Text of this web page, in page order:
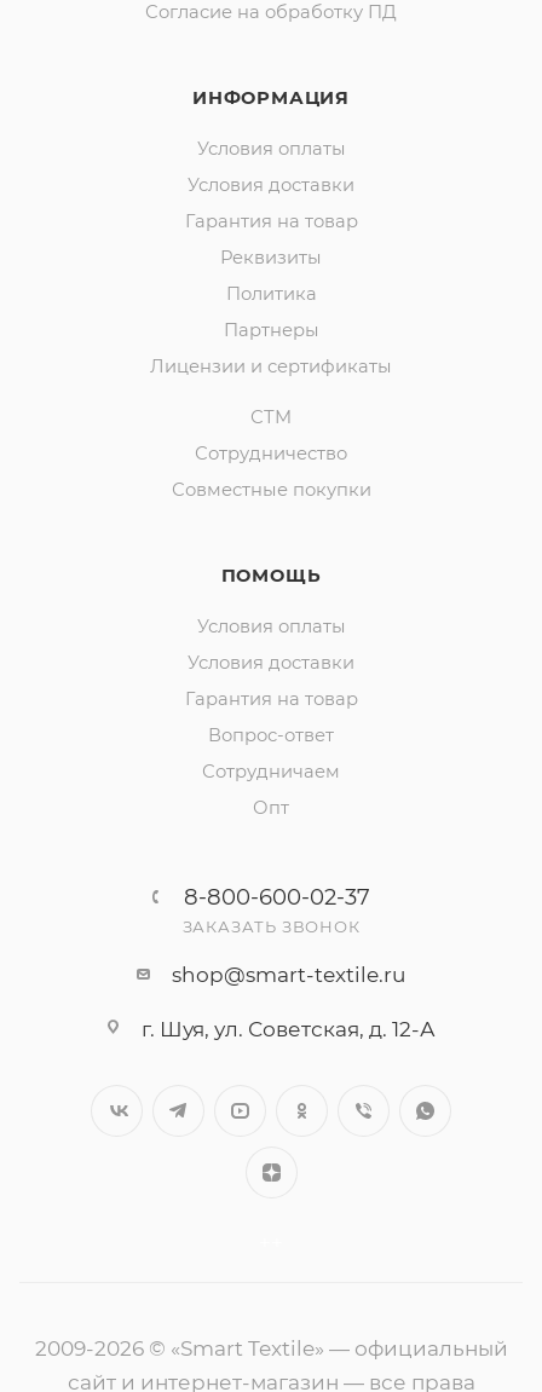
Согласие на обработку ПД
ИНФОРМАЦИЯ
Условия оплаты
Условия доставки
Гарантия на товар
Реквизиты
Политика
Партнеры
Лицензии и сертификаты
СТМ
Сотрудничество
Совместные покупки
ПОМОЩЬ
Условия оплаты
Условия доставки
Гарантия на товар
Вопрос-ответ
Сотрудничаем
Опт
8-800-600-02-37
ЗАКАЗАТЬ ЗВОНОК
shop@smart-textile.ru
г. Шуя, ул. Советская, д. 12-А
2009-2026 © «Smart Textile» — официальный
сайт и интернет-магазин — все права